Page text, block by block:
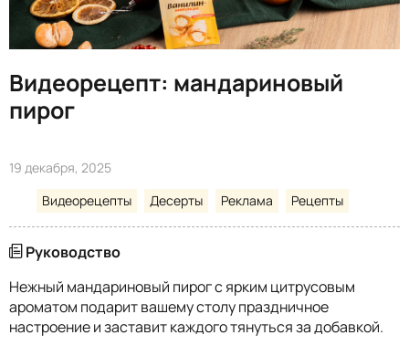
Видеорецепт: мандариновый
пирог
19 декабря, 2025
Видеорецепты
Десерты Реклама Рецепты
Руководство
Нежный мандариновый пирог с ярким цитрусовым
ароматом подарит вашему столу праздничное
настроение и заставит каждого тянуться за добавкой.